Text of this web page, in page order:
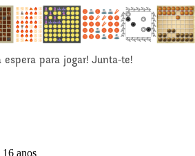
espera para jogar! Junta-te!